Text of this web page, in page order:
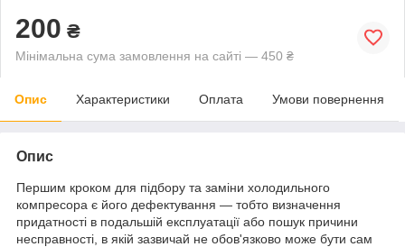
200 ₴
Мінімальна сума замовлення на сайті — 450 ₴
Опис Характеристики Оплата Умови повернення
Опис
Першим кроком для підбору та заміни холодильного
компресора є його дефектування — тобто визначення
придатності в подальшій експлуатації або пошук причини
несправності, в якій зазвичай не обов'язково може бути сам